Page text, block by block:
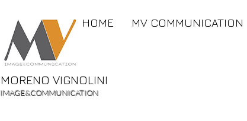
HOME MV COMMUNICATION
MORENO VIGNOLINI
IMAGE&COMMUNICATION